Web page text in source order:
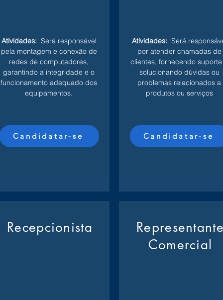
Atividades: Será responsável
pela montagem e conexão de
redes de computadores,
garantindo a integridade e o
funcionamento adequado dos
equipamentos.
Candidatar-se
Recepcionista
Atividades: Será
por atender chamadas de
clientes, fornecendo
solucionando dúvidas ou
problemas relacionados a
produtos ou serviços
Candidatar-se
Comercial